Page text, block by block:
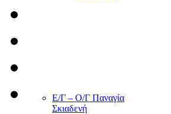
Ε/Γ – Ο/Γ Παναγία
Σκιαδενή